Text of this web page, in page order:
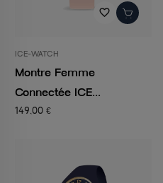
favorite_border
ICE-WATCH
Montre Femme
Connectée ICE...
149,00 €